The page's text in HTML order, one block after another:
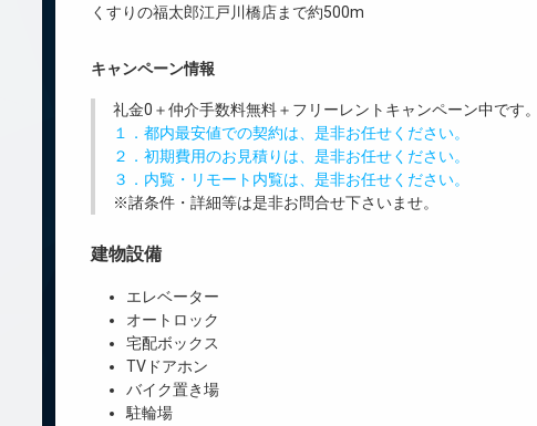
くすりの福太郎江戸川橋店まで約500m
キャンペーン情報
礼金0 ＋仲介手数料無料＋ フリーレント キャンペーン中です。
１．都内最安値での契約は、是非お任せください。
２．初期費用のお見積りは、是非お任せください。
３．内覧・リモート内覧は、是非お任せください。
※諸条件・詳細等は是非お問合せ下さいませ。
建物設備
エレベーター
オートロック
宅配ボックス
TVドアホン
バイク置き場
駐輪場